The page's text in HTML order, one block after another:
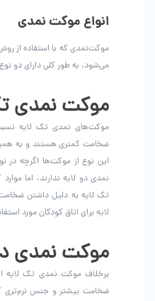
انواع موکت نمدی‌
موکت‌نمدی که با استفاده از
می‌شود، به طور کلی دارای دو
موکت نمدی
موکت‌های نمدی تک لایه
ضخامت کمتری هستند و به
این نوع از موکت‌ها اگرچه در
نمدی دو لایه ندارند، اما
تک لایه به دلیل داشتن
لایه برای اتاق کودکان مورد
موکت نمدی
برخلاف موکت نمدی تک لایه
ضخامت بیشتر و جنس نرم‌تری